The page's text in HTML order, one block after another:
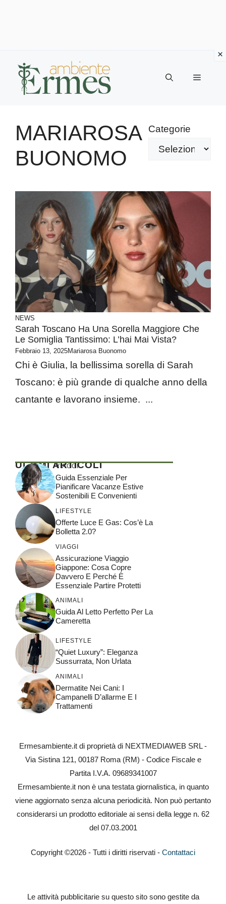
contenuto
Menu
MARIAROSA
BUONOMO
Categorie
NEWS
Sarah Toscano Ha Una Sorella Maggiore Che
Le Somiglia Tantissimo: L’hai Mai Vista?
Febbraio 13, 2025Mariarosa Buonomo
Chi è Giulia, la bellissima sorella di Sarah
Toscano: è più grande di qualche anno della
cantante e lavorano insieme. ...
ULTIMI ARTICOLI
VIAGGI
Guida Essenziale Per
Pianificare Vacanze Estive
Sostenibili E Convenienti
LIFESTYLE
Offerte Luce E Gas: Cos’è La
Bolletta 2.0?
VIAGGI
Assicurazione Viaggio
Giappone: Cosa Copre
Davvero E Perché È
Essenziale Partire Protetti
ANIMALI
Guida Al Letto Perfetto Per La
Cameretta
LIFESTYLE
“Quiet Luxury”: Eleganza
Sussurrata, Non Urlata
ANIMALI
Dermatite Nei Cani: I
Campanelli D’allarme E I
Trattamenti
Ermesambiente.it di proprietà di NEXTMEDIAWEB SRL -
Via Sistina 121, 00187 Roma (RM) - Codice Fiscale e
Partita I.V.A. 09689341007
Ermesambiente.it non è una testata giornalistica, in quanto
viene aggiornato senza alcuna periodicità. Non può pertanto
considerarsi un prodotto editoriale ai sensi della legge n. 62
del 07.03.2001
Copyright ©2026 - Tutti i diritti riservati - Contattaci
Le attività pubblicitarie su questo sito sono gestite da